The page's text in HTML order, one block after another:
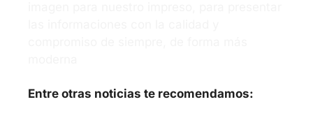
Entre otras noticias te recomendamos: